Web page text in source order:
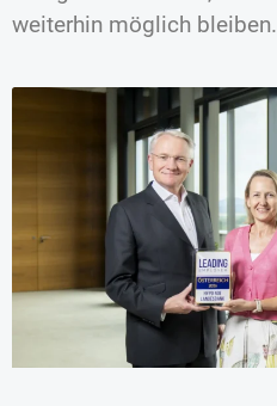
weiterhin möglich bleiben.